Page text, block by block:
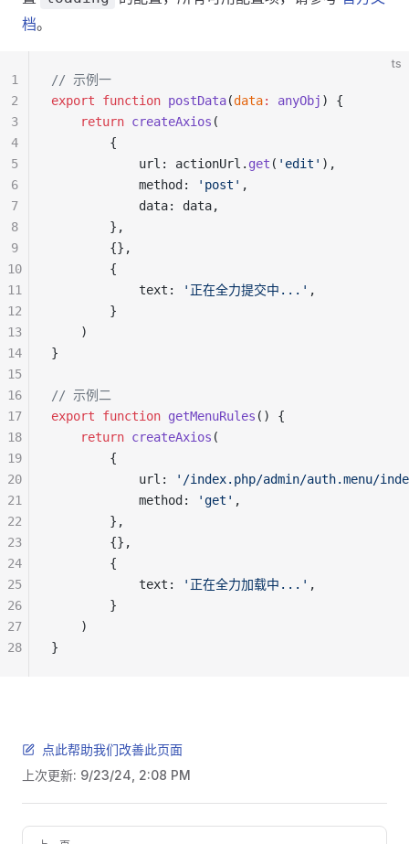
档。
ts
// 示例一
export function postData(data: anyObj ) {
    return
createAxios (
        {
            url: actionUrl.
get ( 'edit' ),
            method:
'post' ,
            data: data,
        },
        {},
        {
            text:
'正在全力提交中...' ,
        }
    )
}
// 示例二
export function getMenuRules () {
    return
createAxios (
        {
            url:
'/index.php/admin/auth.menu/
            method:
'get' ,
        },
        {},
        {
            text:
'正在全力加载中...' ,
        }
    )
}
1
2
3
4
5
6
7
8
9
10
11
12
13
14
15
16
17
18
19
20
21
22
23
24
25
26
27
28
点此帮助我们改善此页面
上次更新: 9/23/24, 2:08 PM
Pager